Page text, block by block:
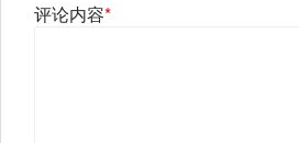
评论内容*